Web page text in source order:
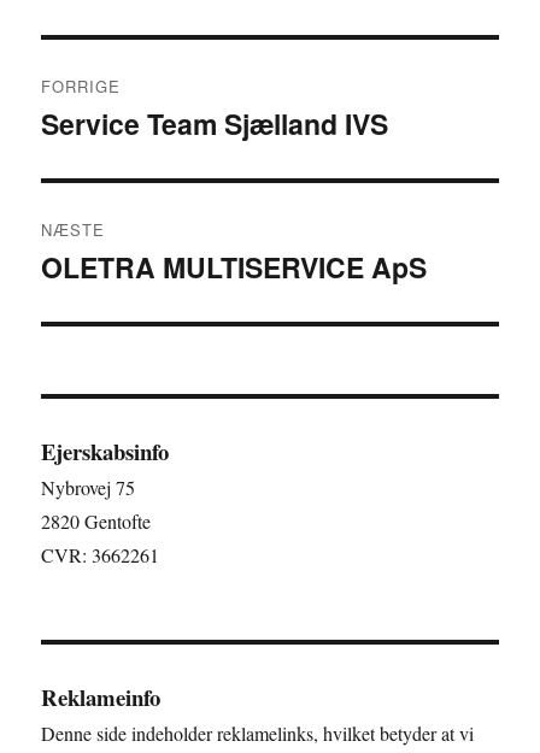
FORRIGE
Forrige
Service Team Sjælland IVS
NÆSTE
Næste
OLETRA MULTISERVICE ApS
Ejerskabsinfo
Nybrovej 75
2820 Gentofte
CVR: 3662261
Reklameinfo
Denne side indeholder reklamelinks, hvilket betyder at vi